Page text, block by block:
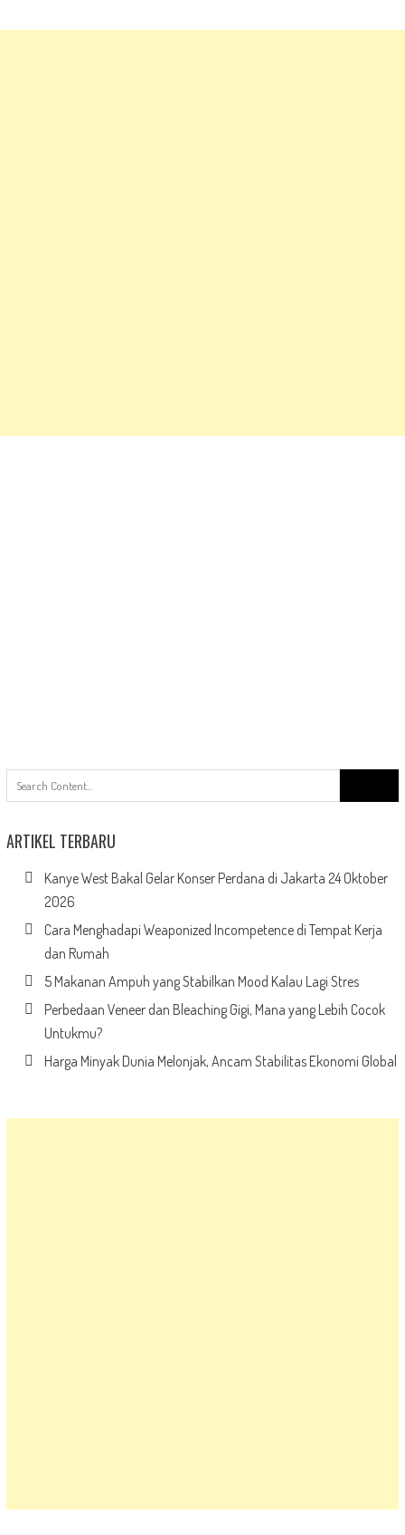
for:
ARTIKEL TERBARU
Kanye West Bakal Gelar Konser Perdana di Jakarta 24 Oktober
2026
Cara Menghadapi Weaponized Incompetence di Tempat Kerja
dan Rumah
5 Makanan Ampuh yang Stabilkan Mood Kalau Lagi Stres
Perbedaan Veneer dan Bleaching Gigi, Mana yang Lebih Cocok
Untukmu?
Harga Minyak Dunia Melonjak, Ancam Stabilitas Ekonomi Global